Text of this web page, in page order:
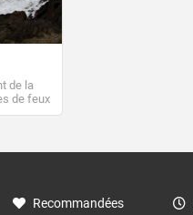
de la
de feux
sont
à la
Recommandées